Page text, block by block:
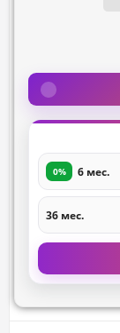
0% 6 мес.
36 мес.